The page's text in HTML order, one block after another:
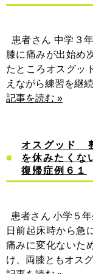
患者さん 中学３
膝に痛みが出始め
たところオスグッ
えながら練習を継
記事を読む »
オスグッド
を休みたくな
復帰症例６１
患者さん 小学５
日前起床時から急
痛みに変化ないた
け、両膝ともオス